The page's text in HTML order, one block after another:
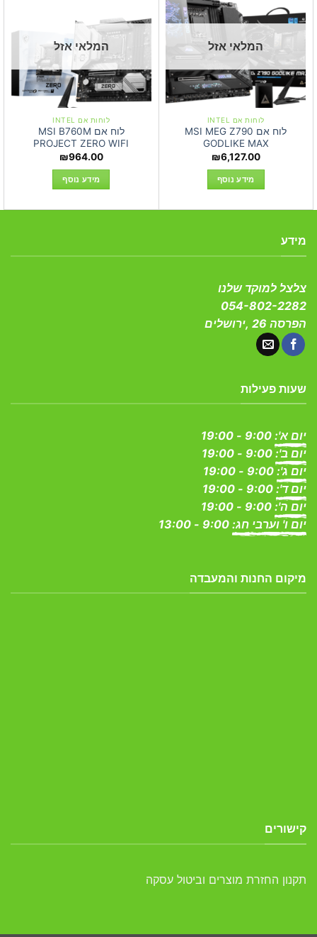
המלאי אזל
לוחות אם INTEL
לוח אם MSI MEG Z790
GODLIKE MAX
₪6,127.00
מידע נוסף
המלאי אזל
לוחות אם INTEL
לוח אם MSI B760M
PROJECT ZERO WIFI
₪964.00
מידע נוסף
מידע
צלצל למוקד שלנו
054-802-2282
הפרסה 26 ,ירושלים
שעות פעילות
יום א':
יום ב':
יום ג':
יום ד':
יום ה':
יום ו' וערבי חג:
מיקום החנות והמעבדה
קישורים
תקנון החזרת מוצרים וביטול עסקה